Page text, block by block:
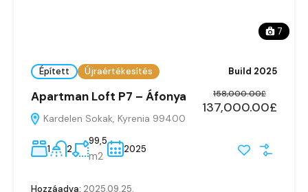
7
Épített Újraértékesítés Build 2025
Apartman Loft P7 – Áfonya
Kardelen Sokak, Kyrenia 99400
137,000.00£
158,000.00£
1 2
99,5
m2
2025
Hozzáadva: 2025.09.25.